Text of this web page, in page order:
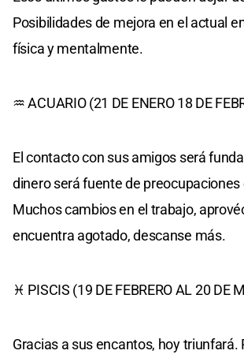
Posibilidades de mejora en el actual
física y mentalmente.
♒ ACUARIO (21 DE ENERO 18 DE
El contacto con sus amigos será
dinero será fuente de
Muchos cambios en el trabajo,
encuentra agotado, descanse más.
♓ PISCIS (19 DE FEBRERO AL 20 DE
Gracias a sus encantos, hoy triunfará.